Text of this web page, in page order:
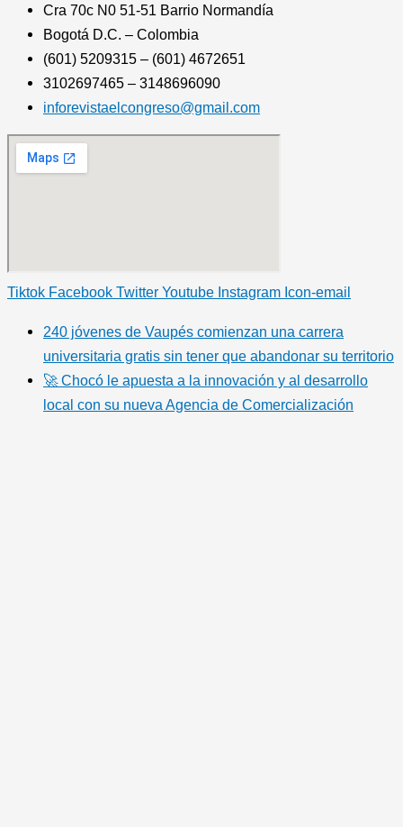
Cra 70c N0 51-51 Barrio Normandía
Bogotá D.C. – Colombia
(601) 5209315 – (601) 4672651
3102697465 – 3148696090
inforevistaelcongreso@gmail.com
Tiktok Facebook Twitter Youtube Instagram Icon-email
240 jóvenes de Vaupés comienzan una carrera
universitaria gratis sin tener que abandonar su territorio
🚀 Chocó le apuesta a la innovación y al desarrollo
local con su nueva Agencia de Comercialización